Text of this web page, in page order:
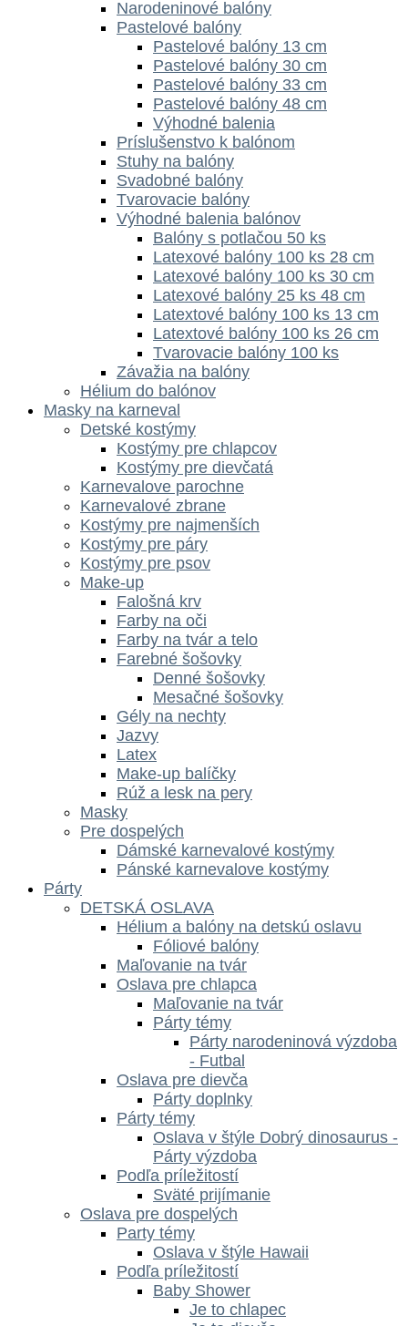
Narodeninové balóny
Pastelové balóny
Pastelové balóny 13 cm
Pastelové balóny 30 cm
Pastelové balóny 33 cm
Pastelové balóny 48 cm
Výhodné balenia
Príslušenstvo k balónom
Stuhy na balóny
Svadobné balóny
Tvarovacie balóny
Výhodné balenia balónov
Balóny s potlačou 50 ks
Latexové balóny 100 ks 28 cm
Latexové balóny 100 ks 30 cm
Latexové balóny 25 ks 48 cm
Latextové balóny 100 ks 13 cm
Latextové balóny 100 ks 26 cm
Tvarovacie balóny 100 ks
Závažia na balóny
Hélium do balónov
Masky na karneval
Detské kostýmy
Kostýmy pre chlapcov
Kostýmy pre dievčatá
Karnevalove parochne
Karnevalové zbrane
Kostýmy pre najmenších
Kostýmy pre páry
Kostýmy pre psov
Make-up
Falošná krv
Farby na oči
Farby na tvár a telo
Farebné šošovky
Denné šošovky
Mesačné šošovky
Gély na nechty
Jazvy
Latex
Make-up balíčky
Rúž a lesk na pery
Masky
Pre dospelých
Dámské karnevalové kostýmy
Pánské karnevalove kostýmy
Párty
DETSKÁ OSLAVA
Hélium a balóny na detskú oslavu
Fóliové balóny
Maľovanie na tvár
Oslava pre chlapca
Maľovanie na tvár
Párty témy
Párty narodeninová výzdoba
- Futbal
Oslava pre dievča
Párty doplnky
Párty témy
Oslava v štýle Dobrý dinosaurus -
Párty výzdoba
Podľa príležitostí
Sväté prijímanie
Oslava pre dospelých
Party témy
Oslava v štýle Hawaii
Podľa príležitostí
Baby Shower
Je to chlapec